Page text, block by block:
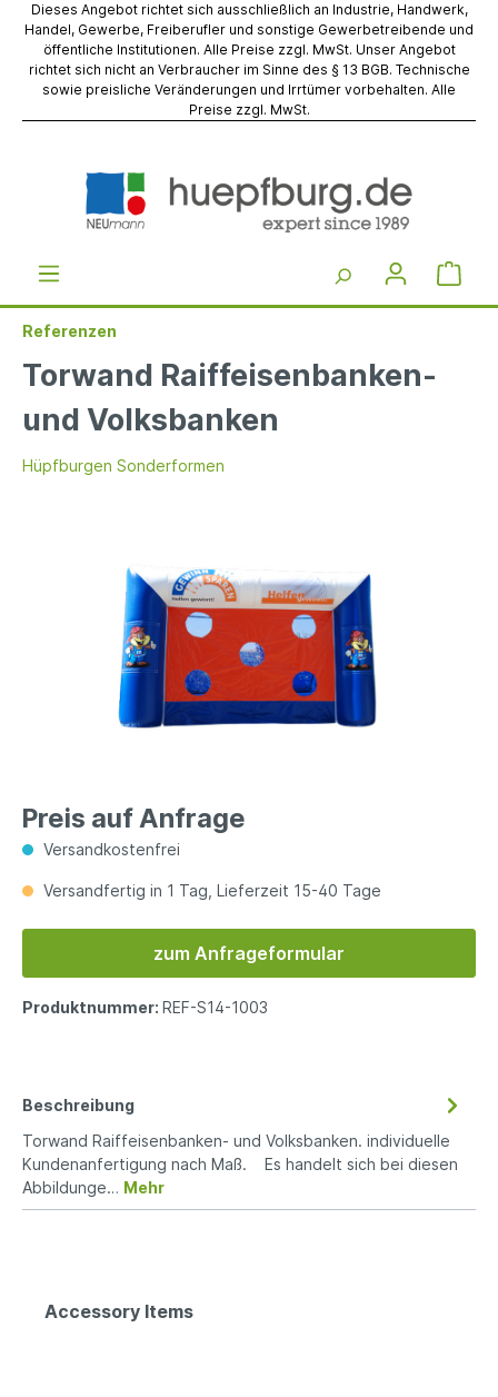
Dieses Angebot richtet sich ausschließlich an Industrie, Handwerk,
Handel, Gewerbe, Freiberufler und sonstige Gewerbetreibende und
öffentliche Institutionen. Alle Preise zzgl. MwSt. Unser Angebot
richtet sich nicht an Verbraucher im Sinne des § 13 BGB. Technische
sowie preisliche Veränderungen und Irrtümer vorbehalten. Alle
Preise zzgl. MwSt.
Referenzen
Torwand Raiffeisenbanken-
und Volksbanken
Hüpfburgen Sonderformen
Preis auf Anfrage
Versandkostenfrei
Versandfertig in 1 Tag, Lieferzeit 15-40 Tage
zum Anfrageformular
Produktnummer: REF-S14-1003
Beschreibung
Torwand Raiffeisenbanken- und Volksbanken. individuelle
Kundenanfertigung nach Maß. Es handelt sich bei diesen
Abbildunge… Mehr
Accessory Items